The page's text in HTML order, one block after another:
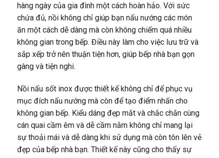
hàng ngày của gia đình một cách hoàn hảo. Với sức
chứa đủ, nồi không chỉ giúp bạn nấu nướng các món
ăn một cách dễ dàng mà còn không chiếm quá nhiều
không gian trong bếp. Điều này làm cho việc lưu trữ và
sắp xếp trở nên thuận tiện hơn, giúp bếp nhà bạn gọn
gàng và tiện nghi.
Nồi nấu sốt inox được thiết kế không chỉ để phục vụ
mục đích nấu nướng mà còn để tạo điểm nhấn cho
không gian bếp. Kiểu dáng đẹp mắt và chắc chắn cùng
cán quai cầm êm và dễ cầm nắm không chỉ mang lại
sự thoải mái và dễ dàng khi sử dụng mà còn tôn lên vẻ
đẹp của bếp nhà bạn. Thiết kế này cũng cho thấy sự